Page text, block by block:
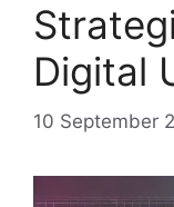
Digital
10 September